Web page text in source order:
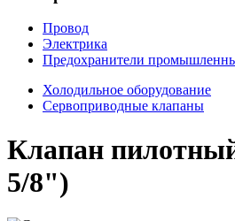
Провод
Электрика
Предохранители
Холодильное оборудование
Сервоприводные клапаны
Клапан
5/8")